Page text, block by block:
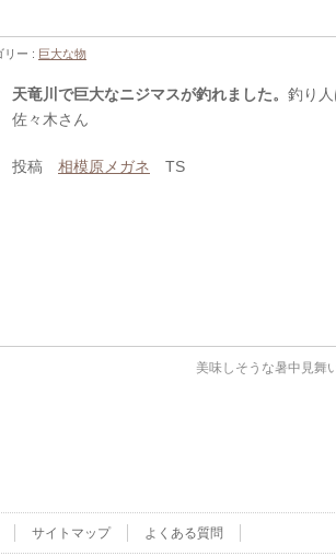
リー : 巨大な物
天竜川で巨大なニジマスが釣れました。 釣り人
佐々木さん
投稿 相模原メガネ TS
美味しそうな暑中見舞
サイトマップ よくある質問